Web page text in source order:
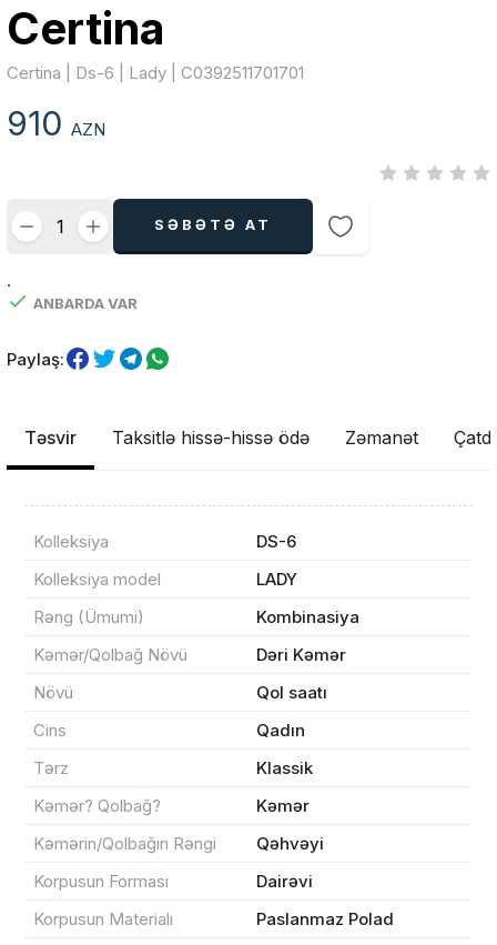
Certina
Certina | Ds-6 | Lady | C0392511701701
910AZN
SƏBƏTƏ AT
.
ANBARDA VAR
Paylaş:
Təsvir Taksitlə hissə-hissə ödə Zəmanət
Kolleksiya
DS-6
Kolleksiya model
LADY
Rəng (Ümumi)
Kombinasiya
Kəmər/Qolbağ Növü
Dəri Kəmər
Növü
Qol saatı
Cins
Qadın
Tərz
Klassik
Kəmər? Qolbağ?
Kəmər
Kəmərin/Qolbağın Rəngi
Qəhvəyi
Korpusun Forması
Dairəvi
Korpusun Materialı
Paslanmaz Polad